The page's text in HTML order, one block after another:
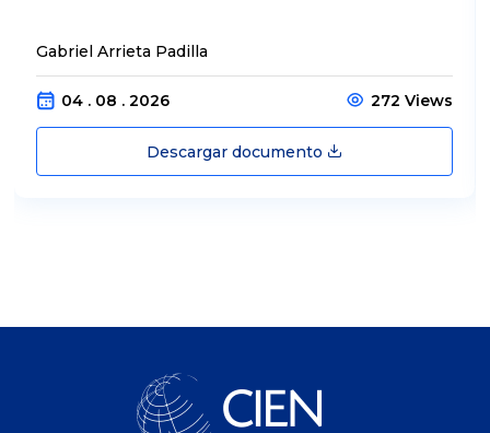
Gabriel Arrieta Padilla
04 . 08 . 2026 272 Views
Descargar documento